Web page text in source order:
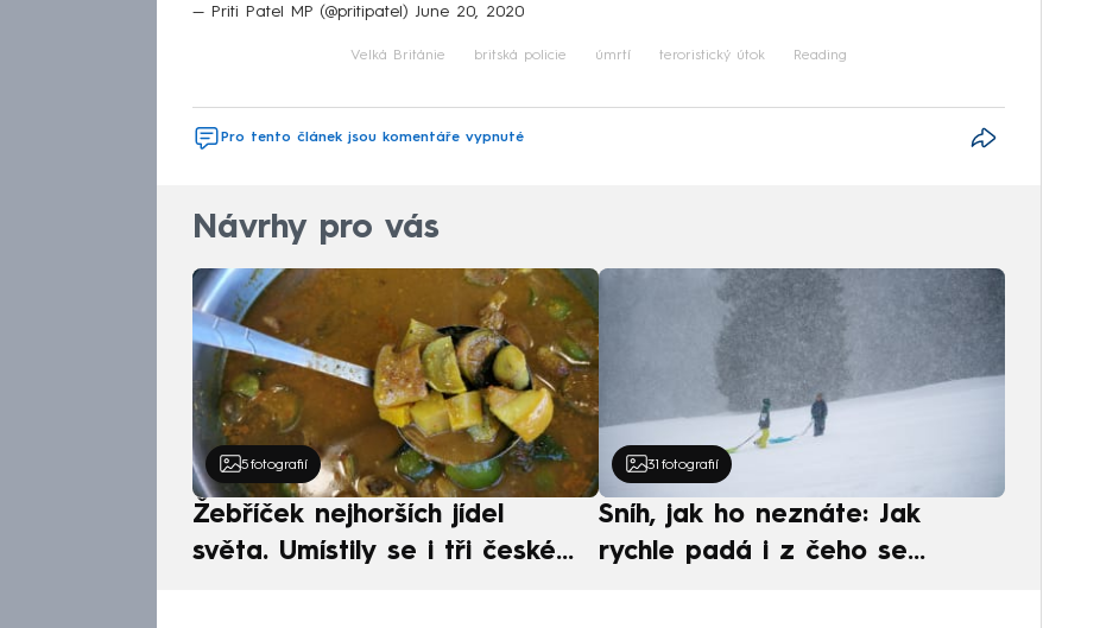
— Priti Patel MP (@pritipatel) June 20, 2020
Velká Británie britská policie úmrtí teroristický útok Reading
Pro tento článek jsou komentáře vypnuté
Návrhy pro vás
5 fotografií
Žebříček nejhorších jídel
světa. Umístily se i tři české
31 fotografií
Sníh, jak ho neznáte: Jak
rychle padá i z čeho se